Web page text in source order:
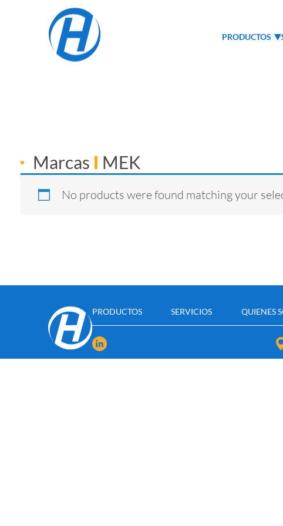
PRODUCTOS
Marcas MEK
No products were found matching your
PRODUCTOS SERVICIOS QUIENES